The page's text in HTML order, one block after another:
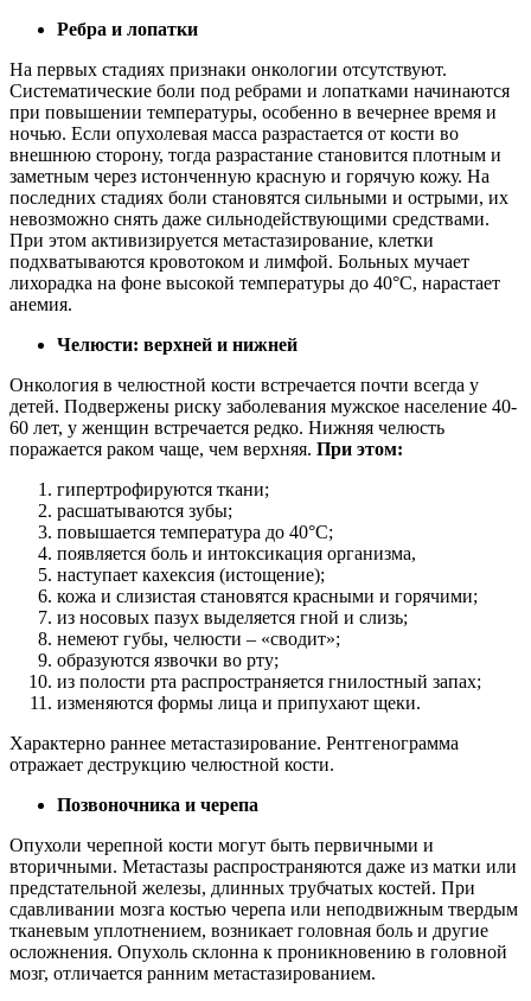
Ребра и лопатки
На первых стадиях признаки онкологии отсутствуют.
Систематические боли под ребрами и лопатками начинаются
при повышении температуры, особенно в вечернее время и
ночью. Если опухолевая масса разрастается от кости во
внешнюю сторону, тогда разрастание становится плотным и
заметным через истонченную красную и горячую кожу. На
последних стадиях боли становятся сильными и острыми, их
невозможно снять даже сильнодействующими средствами.
При этом активизируется метастазирование, клетки
подхватываются кровотоком и лимфой. Больных мучает
лихорадка на фоне высокой температуры до 40°С, нарастает
анемия.
Челюсти: верхней и нижней
Онкология в челюстной кости встречается почти всегда у
детей. Подвержены риску заболевания мужское население 40-
60 лет, у женщин встречается редко. Нижняя челюсть
поражается раком чаще, чем верхняя. При этом:
гипертрофируются ткани;
расшатываются зубы;
повышается температура до 40°С;
появляется боль и интоксикация организма,
наступает кахексия (истощение);
кожа и слизистая становятся красными и горячими;
из носовых пазух выделяется гной и слизь;
немеют губы, челюсти – «сводит»;
образуются язвочки во рту;
из полости рта распространяется гнилостный запах;
изменяются формы лица и припухают щеки.
Характерно раннее метастазирование. Рентгенограмма
отражает деструкцию челюстной кости.
Позвоночника и черепа
Опухоли черепной кости могут быть первичными и
вторичными. Метастазы распространяются даже из матки или
предстательной железы, длинных трубчатых костей. При
сдавливании мозга костью черепа или неподвижным твердым
тканевым уплотнением, возникает головная боль и другие
осложнения. Опухоль склонна к проникновению в головной
мозг, отличается ранним метастазированием.